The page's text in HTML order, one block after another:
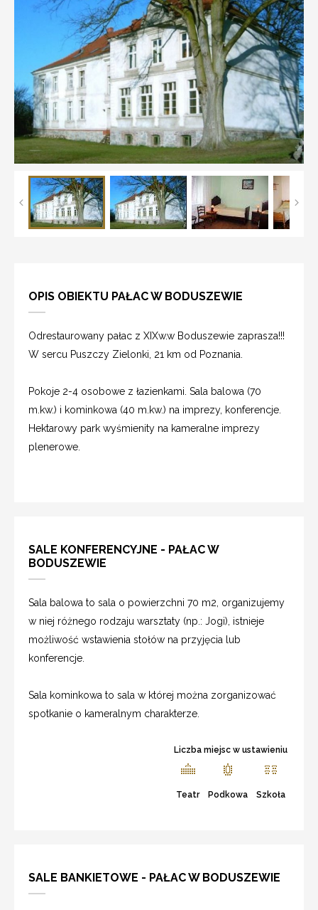
OPIS OBIEKTU PAŁAC W BODUSZEWIE
Odrestaurowany pałac z XIXw.w Boduszewie zaprasza!!!
W sercu Puszczy Zielonki, 21 km od Poznania.
Pokoje 2-4 osobowe z łazienkami. Sala balowa (70
m.kw.) i kominkowa (40 m.kw.) na imprezy, konferencje.
Hektarowy park wyśmienity na kameralne imprezy
plenerowe.
SALE KONFERENCYJNE - PAŁAC W
BODUSZEWIE
Sala balowa to sala o powierzchni 70 m2, organizujemy
w niej różnego rodzaju warsztaty (np.: Jogi), istnieje
możliwość wstawienia stołów na przyjęcia lub
konferencje.
Sala kominkowa to sala w której można zorganizować
spotkanie o kameralnym charakterze.
Liczba miejsc w ustawieniu
Teatr Podkowa Szkoła
SALE BANKIETOWE - PAŁAC W BODUSZEWIE